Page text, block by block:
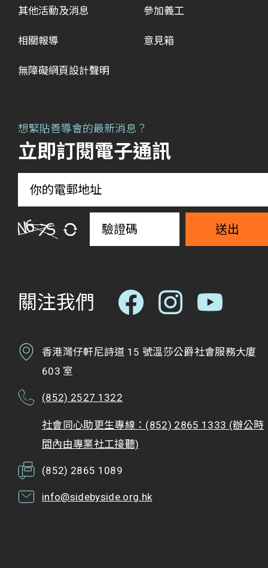
其他活動及消息
相關報導
參加義工
意見箱
無障礙網頁設計聲明
想緊貼善導會的最新消息？
立即訂閱電子通訊
送出
關注我們
香港灣仔軒尼詩道 15 號溫莎公爵社會服務大廈
603 室
(852) 2527 1322
社會同心助更生專線：(852) 2865 1333 (辦公時
間內由專業社工接聽)
(852) 2865 1089
info@sidebyside.org.hk